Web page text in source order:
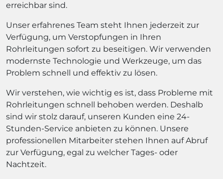
erreichbar sind.
Unser erfahrenes Team steht Ihnen jederzeit zur
Verfügung, um Verstopfungen in Ihren
Rohrleitungen sofort zu beseitigen. Wir verwenden
modernste Technologie und Werkzeuge, um das
Problem schnell und effektiv zu lösen.
Wir verstehen, wie wichtig es ist, dass Probleme mit
Rohrleitungen schnell behoben werden. Deshalb
sind wir stolz darauf, unseren Kunden eine 24-
Stunden-Service anbieten zu können. Unsere
professionellen Mitarbeiter stehen Ihnen auf Abruf
zur Verfügung, egal zu welcher Tages- oder
Nachtzeit.